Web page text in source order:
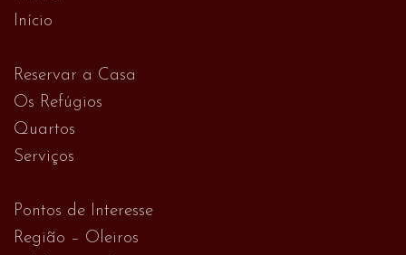
Início
Reservar a Casa
Os Refúgios
Quartos
Serviços
Pontos de Interesse
Região – Oleiros